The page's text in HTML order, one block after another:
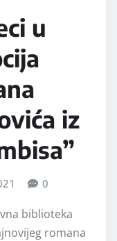
u
iz
0
biblioteka
romana